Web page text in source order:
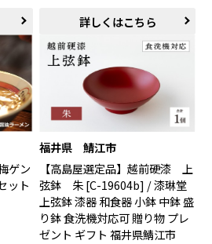
四国エリア
松山市（愛媛県）
砥部町（愛媛県）
九州エリア
西海市（長崎県）
指宿市（鹿児島県）
詳しくはこちら
ゲン
ット
福井県 鯖江市
【高島屋選定品】越前硬漆 上
弦鉢 朱 [C-19604b] / 漆琳堂
上弦鉢 漆器 和食器 小鉢 中鉢 盛
り鉢 食洗機対応可 贈り物 プレ
ゼント ギフト 福井県鯖江市